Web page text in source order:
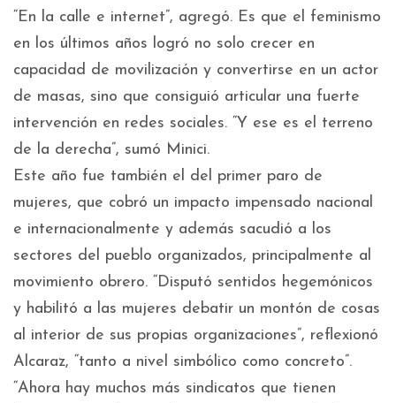
“En la calle e internet”, agregó. Es que el feminismo
en los últimos años logró no solo crecer en
capacidad de movilización y convertirse en un actor
de masas, sino que consiguió articular una fuerte
intervención en redes sociales. “Y ese es el terreno
de la derecha”, sumó Minici.
Este año fue también el del primer paro de
mujeres, que cobró un impacto impensado nacional
e internacionalmente y además sacudió a los
sectores del pueblo organizados, principalmente al
movimiento obrero. “Disputó sentidos hegemónicos
y habilitó a las mujeres debatir un montón de cosas
al interior de sus propias organizaciones”, reflexionó
Alcaraz, “tanto a nivel simbólico como concreto”.
“Ahora hay muchos más sindicatos que tienen